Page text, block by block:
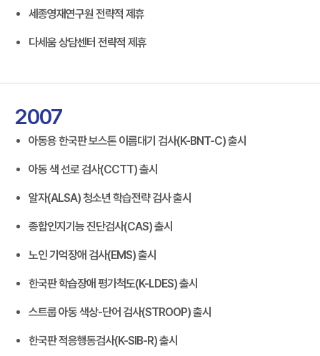
세종영재연구원 전략적 제휴
다세움 상담센터 전략적 제휴
2007
아동용 한국판 보스톤 이름대기 검사(K-BNT-C) 출시
아동 색 선로 검사(CCTT) 출시
알자(ALSA) 청소년 학습전략 검사 출시
종합인지기능 진단검사(CAS) 출시
노인 기억장애 검사(EMS) 출시
한국판 학습장애 평가척도(K-LDES) 출시
스트룹 아동 색상-단어 검사(STROOP) 출시
한국판 적응행동검사(K-SIB-R) 출시